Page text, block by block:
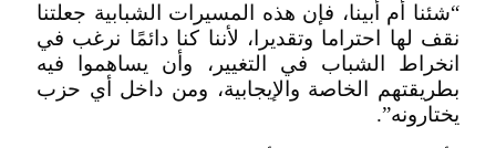
“شئنا أم أبينا، فإن هذه المسيرات الشبابية جعلتنا
نقف لها احتراما وتقديرا، لأننا كنا دائمًا نرغب في
انخراط الشباب في التغيير، وأن يساهموا فيه
بطريقتهم الخاصة والإيجابية، ومن داخل أي حزب
يختارونه”.